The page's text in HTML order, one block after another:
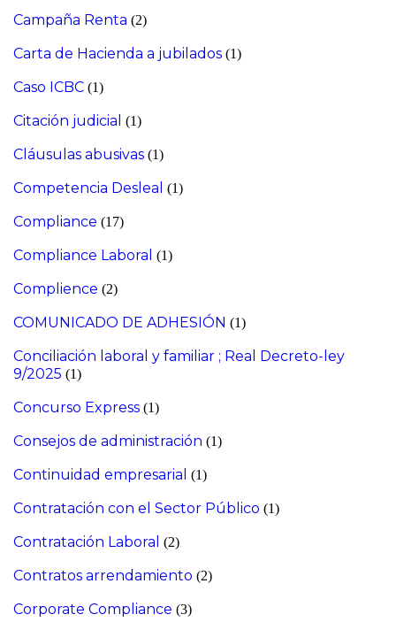
Campaña Renta (2)
Carta de Hacienda a jubilados (1)
Caso ICBC (1)
Citación judicial (1)
Cláusulas abusivas (1)
Competencia Desleal (1)
Compliance (17)
Compliance Laboral (1)
Complience (2)
COMUNICADO DE ADHESIÓN (1)
Conciliación laboral y familiar ; Real Decreto-ley
9/2025 (1)
Concurso Express (1)
Consejos de administración (1)
Continuidad empresarial (1)
Contratación con el Sector Público (1)
Contratación Laboral (2)
Contratos arrendamiento (2)
Corporate Compliance (3)